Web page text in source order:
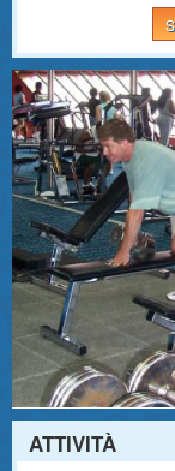
ATTIVITÀ